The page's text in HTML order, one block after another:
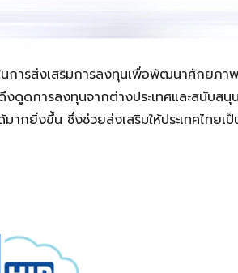
การส่งเสริมการลงทุนเพื่อพัฒนาศักยภา
งดูดการลงทุนจากต่างประเทศและสนับส
ากยิ่งขึ้น ซึ่งช่วยส่งเสริมให้ประเทศไทยเป็